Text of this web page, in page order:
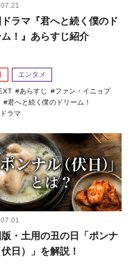
ラマ『君へと続く僕のド
ム！』あらすじ紹介
エンタメ
あらすじ
ファン・イニョプ
君へと続く僕のドリーム！
ラマ
・土用の丑の日「ポンナ
日）」を解説！